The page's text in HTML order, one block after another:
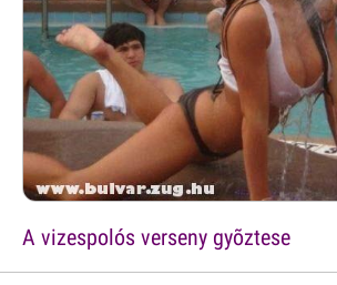
A vizespolós verseny gyõztese